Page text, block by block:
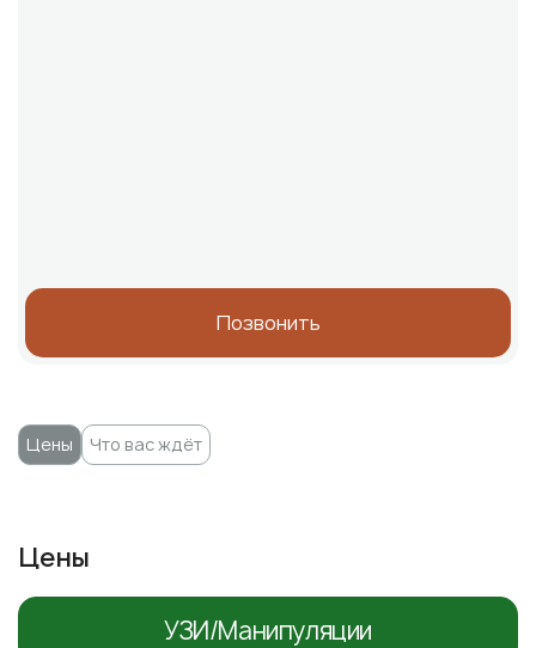
Позвонить
Цены Что вас ждёт
Цены
УЗИ/Манипуляции